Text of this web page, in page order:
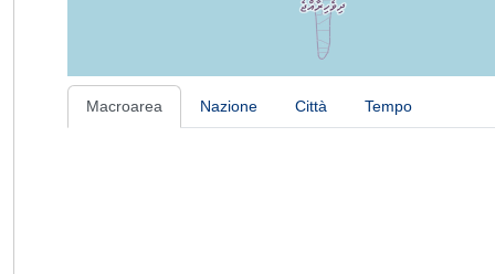
Macroarea Nazione Città Tempo